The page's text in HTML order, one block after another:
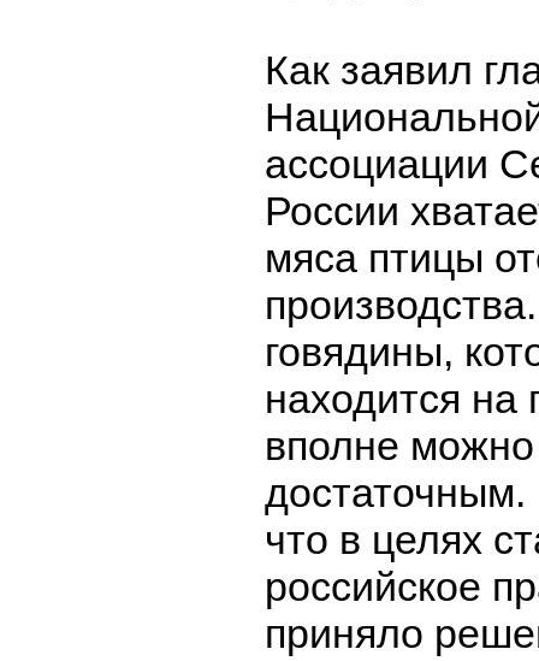
Как заявил
ассоциации
России
мяса птицы
говядины,
находится на
вполне можно
что в целях
российское
приняло